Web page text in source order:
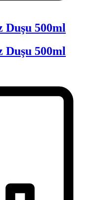
Duşu 500ml
Duşu 500ml